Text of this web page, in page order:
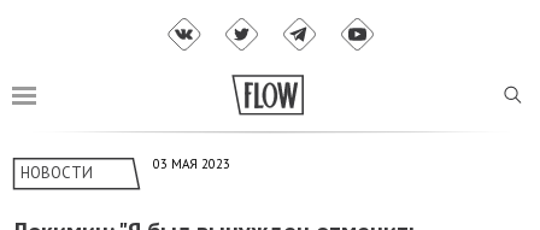
НОВОСТИ 03 МАЯ 2023